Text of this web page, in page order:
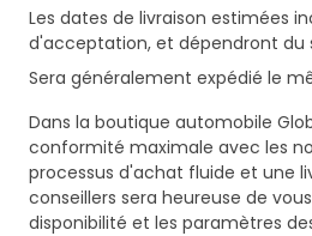
Les dates de livraison estimées
d'acceptation, et dépendront du
Sera généralement expédié le
Dans la boutique automobile
conformité maximale avec les
processus d'achat fluide et une
conseillers sera heureuse de
disponibilité et les paramètres